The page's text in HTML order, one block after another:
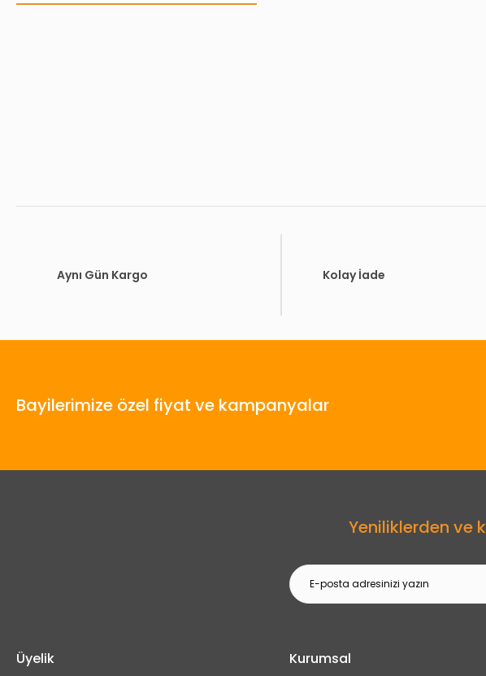
Aynı Gün Kargo Kolay İade
Bayilerimize özel fiyat ve kampanyalar
Yeniliklerden ve
Üyelik Kurumsal